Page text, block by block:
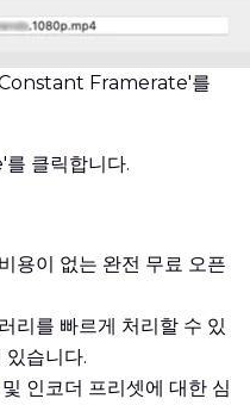
Framerate'를
클릭합니다.
용이 없는 완전 무료 오픈
리를 빠르게 처리할 수 있
있습니다.
인코더 프리셋에 대한 심